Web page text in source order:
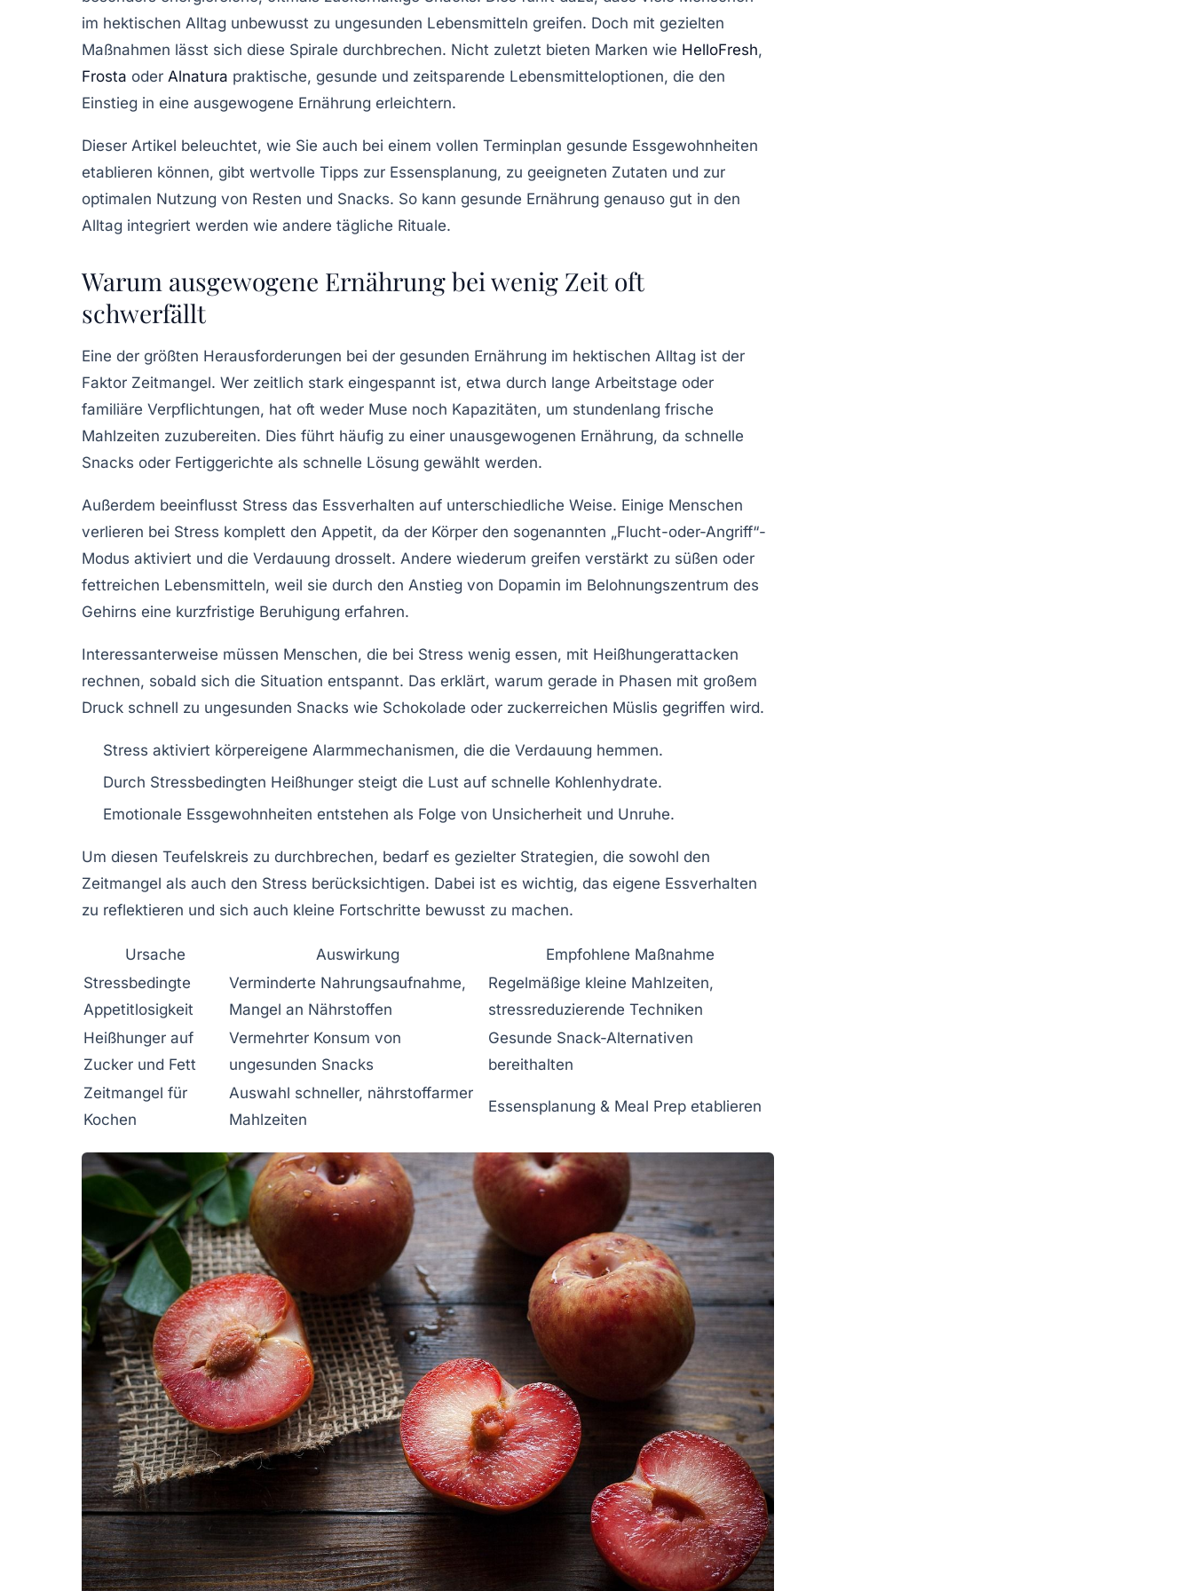
im hektischen Alltag unbewusst zu ungesunden Lebensmitteln greifen. Doch mit gezielten
Maßnahmen lässt sich diese Spirale durchbrechen. Nicht zuletzt bieten Marken wie HelloFresh,
Frosta oder Alnatura praktische, gesunde und zeitsparende Lebensmitteloptionen, die den
Einstieg in eine ausgewogene Ernährung erleichtern.
Dieser Artikel beleuchtet, wie Sie auch bei einem vollen Terminplan gesunde Essgewohnheiten
etablieren können, gibt wertvolle Tipps zur Essensplanung, zu geeigneten Zutaten und zur
optimalen Nutzung von Resten und Snacks. So kann gesunde Ernährung genauso gut in den
Alltag integriert werden wie andere tägliche Rituale.
Warum ausgewogene Ernährung bei wenig Zeit oft
schwerfällt
Eine der größten Herausforderungen bei der gesunden Ernährung im hektischen Alltag ist der
Faktor Zeitmangel. Wer zeitlich stark eingespannt ist, etwa durch lange Arbeitstage oder
familiäre Verpflichtungen, hat oft weder Muse noch Kapazitäten, um stundenlang frische
Mahlzeiten zuzubereiten. Dies führt häufig zu einer unausgewogenen Ernährung, da schnelle
Snacks oder Fertiggerichte als schnelle Lösung gewählt werden.
Außerdem beeinflusst Stress das Essverhalten auf unterschiedliche Weise. Einige Menschen
verlieren bei Stress komplett den Appetit, da der Körper den sogenannten „Flucht-oder-Angriff“-
Modus aktiviert und die Verdauung drosselt. Andere wiederum greifen verstärkt zu süßen oder
fettreichen Lebensmitteln, weil sie durch den Anstieg von Dopamin im Belohnungszentrum des
Gehirns eine kurzfristige Beruhigung erfahren.
Interessanterweise müssen Menschen, die bei Stress wenig essen, mit Heißhungerattacken
rechnen, sobald sich die Situation entspannt. Das erklärt, warum gerade in Phasen mit großem
Druck schnell zu ungesunden Snacks wie Schokolade oder zuckerreichen Müslis gegriffen wird.
Stress aktiviert körpereigene Alarmmechanismen, die die Verdauung hemmen.
Durch Stressbedingten Heißhunger steigt die Lust auf schnelle Kohlenhydrate.
Emotionale Essgewohnheiten entstehen als Folge von Unsicherheit und Unruhe.
Um diesen Teufelskreis zu durchbrechen, bedarf es gezielter Strategien, die sowohl den
Zeitmangel als auch den Stress berücksichtigen. Dabei ist es wichtig, das eigene Essverhalten
zu reflektieren und sich auch kleine Fortschritte bewusst zu machen.
Ursache Auswirkung
Empfohlene Maßnahme
Stressbedingte
Appetitlosigkeit
Verminderte Nahrungsaufnahme,
Mangel an Nährstoffen
Regelmäßige kleine Mahlzeiten,
stressreduzierende Techniken
Heißhunger auf
Zucker und Fett
Vermehrter Konsum von
ungesunden Snacks
Gesunde Snack-Alternativen
bereithalten
Zeitmangel für
Kochen
Auswahl schneller, nährstoffarmer
Mahlzeiten
Essensplanung & Meal Prep etablieren